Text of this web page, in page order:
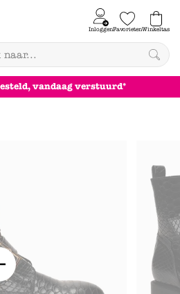
InloggenFavorietenWinkeltas
0
Achteraf betalen